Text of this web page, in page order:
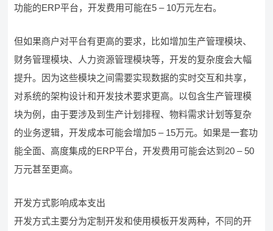
功能的ERP平台，开发费用可能在5 – 10万元左右。
但如果商户对平台有更高的要求，比如增加生产管理模块、
财务管理模块、人力资源管理模块等，开发的复杂度会大幅
提升。因为这些模块之间需要实现数据的实时交互和共享，
对系统的架构设计和开发技术要求更高。以包含生产管理模
块为例，由于要涉及到生产计划排程、物料需求计划等复杂
的业务逻辑，开发成本可能会增加5 – 15万元。如果是一套功
能全面、高度集成的ERP平台，开发费用可能会达到20 – 50
万元甚至更高。
开发方式影响成本支出
开发方式主要分为定制开发和使用模板开发两种，不同的开